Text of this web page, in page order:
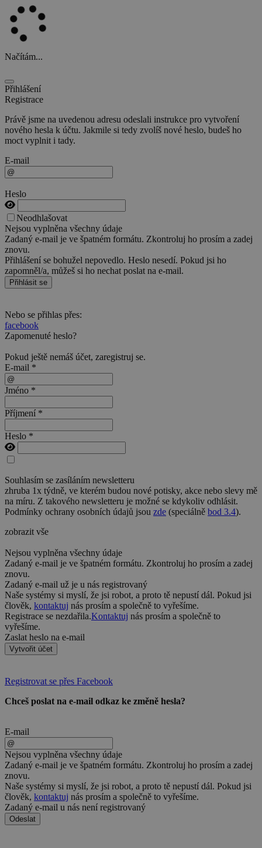
Načítám...
Přihlášení
Registrace
Právě jsme na uvedenou adresu odeslali instrukce pro vytvoření
nového hesla k účtu. Jakmile si tedy zvolíš nové heslo, budeš ho
moct vyplnit i tady.
E-mail
Heslo
Neodhlašovat
Nejsou vyplněna všechny údaje
Zadaný e-mail je ve špatném formátu. Zkontroluj ho prosím a zadej
znovu.
Přihlášení se bohužel nepovedlo. Heslo nesedí. Pokud jsi ho
zapomněl/a, můžeš si ho nechat poslat na e-mail.
Přihlásit se
Nebo se přihlas přes:
facebook
Zapomenuté heslo?
Pokud ještě nemáš účet, zaregistruj se.
E-mail *
Jméno *
Příjmení *
Heslo *
Souhlasím se zasíláním newsletteru
zhruba 1x týdně, ve kterém budou nové potisky, akce nebo slevy mě
na míru. Z takového newsletteru je možné se kdykoliv odhlásit.
Podmínky ochrany osobních údajů jsou zde (speciálně bod 3.4).
zobrazit vše
Nejsou vyplněna všechny údaje
Zadaný e-mail je ve špatném formátu. Zkontroluj ho prosím a zadej
znovu.
Zadaný e-mail už je u nás registrovaný
Naše systémy si myslí, že jsi robot, a proto tě nepustí dál. Pokud jsi
člověk, kontaktuj nás prosím a společně to vyřešíme.
Registrace se nezdařila.Kontaktuj nás prosím a společně to
vyřešíme.
Zaslat heslo na e-mail
Vytvořit účet
Registrovat se přes Facebook
Chceš poslat na e-mail odkaz ke změně hesla?
E-mail
Nejsou vyplněna všechny údaje
Zadaný e-mail je ve špatném formátu. Zkontroluj ho prosím a zadej
znovu.
Naše systémy si myslí, že jsi robot, a proto tě nepustí dál. Pokud jsi
člověk, kontaktuj nás prosím a společně to vyřešíme.
Zadaný e-mail u nás není registrovaný
Odeslat